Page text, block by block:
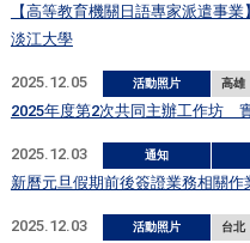
【高等教育機關日語專家派遣事
淡江大學
2025.12.05 活動照片 高雄
2025年度第2次共同主辦工作坊
2025.12.03 通知
新曆元旦假期前後簽證業務相關作
2025.12.03 活動照片 台北